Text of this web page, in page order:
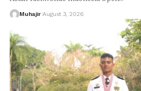
Muhajir August 3, 2026